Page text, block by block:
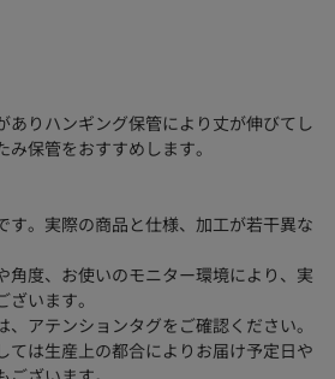
ありハンギング保管により丈が伸びてし
保管をおすすめします。
。実際の商品と仕様、加工が若干異な
度、お使いのモニター環境により、実
います。
アテンションタグをご確認ください。
は生産上の都合によりお届け予定日や